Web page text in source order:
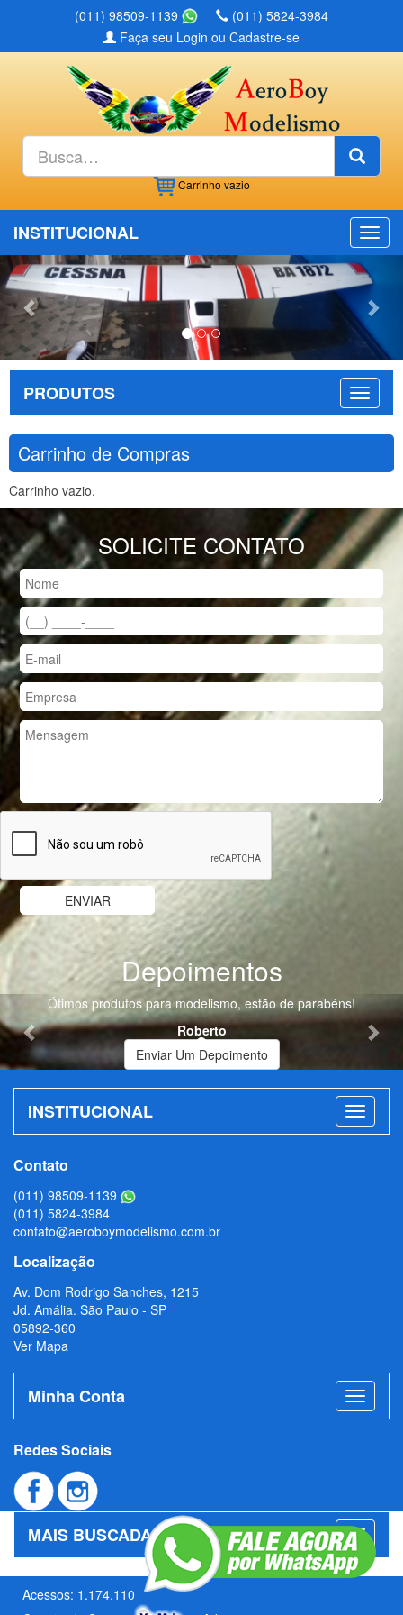
(011) 98509-1139
(011) 5824-3984
Faça seu Login ou Cadastre-se
Carrinho vazio
INSTITUCIONAL
Previous
PRODUTOS
Carrinho de Compras
Carrinho vazio.
SOLICITE CONTATO
Depoimentos
Ótimos produtos para modelismo, estão de parabéns!
Roberto
Previous
Enviar Um Depoimento
INSTITUCIONAL
Contato
(011) 98509-1139
(011) 5824-3984
contato@aeroboymodelismo.com.br
Localização
Av. Dom Rodrigo Sanches, 1215
Jd. Amália. São Paulo - SP
05892-360
Ver Mapa
Minha Conta
Redes Sociais
MAIS BUSCADAS
Acessos: 1.174.110